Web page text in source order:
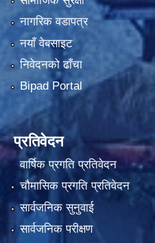
नागरिक वडापत्र
नयाँ वेबसाइट
निवेदनको ढाँचा
Bipad Portal
प्रतिवेदन
वार्षिक प्रगति प्रतिवेदन
चौमासिक प्रगति प्रतिवेदन
सार्वजनिक सुनुवाई
सार्वजनिक परीक्षण